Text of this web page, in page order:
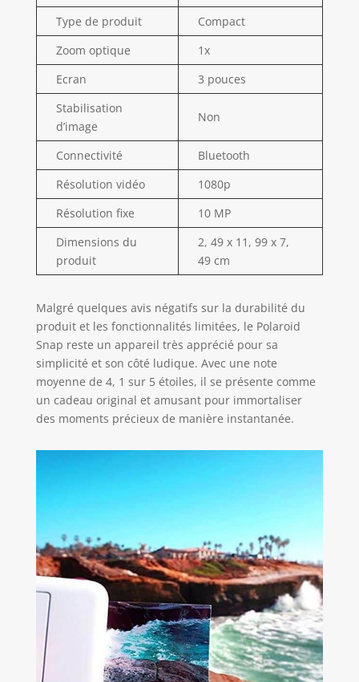
2 x 3 pouces (5 x
7,6 cm). Que vous
soyez en train de
fabriquer des
cartes ou de faire
du scrapbooking, il
film protecteur au
dos des photos et
de laisser libre
cours à votre
imagination.
DESIGN COMPACT
- Cet appareil au
design épuré,
qui aiment
voyager, bloguer,
faire des projets
de bricolage ou
partir à l’aventure.
La dragonne
attachée à
permet de le
vacances.
Type de produit
Compact
Zoom optique
1x
Ecran
3 pouces
Stabilisation
d’image
Non
Connectivité
Bluetooth
Résolution vidéo
1080p
Résolution fixe
10 MP
Dimensions du
produit
2, 49 x 11, 99 x 7,
49 cm
Malgré quelques avis négatifs sur la durabilité du
produit et les fonctionnalités limitées, le Polaroid
Snap reste un appareil très apprécié pour sa
simplicité et son côté ludique. Avec une note
moyenne de 4, 1 sur 5 étoiles, il se présente comme
un cadeau original et amusant pour immortaliser
des moments précieux de manière instantanée.